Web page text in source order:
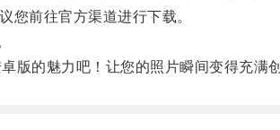
前往官方渠道进行下载。
的魅力吧！让您的照片瞬间变得充满创